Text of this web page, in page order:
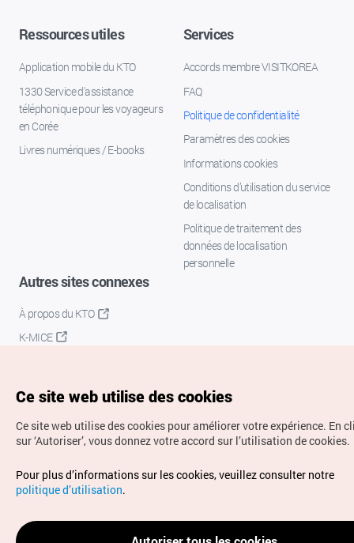
Ressources utiles
Application mobile du KTO
1330 Service d'assistance
téléphonique pour les voyageurs
en Corée
Livres numériques / E-books
Services
Accords membre VISITKOREA
FAQ
Politique de confidentialité
Paramètres des cookies
Informations cookies
Conditions d’utilisation du service
de localisation
Politique de traitement des
données de localisation
personnelle
Autres sites connexes
À propos du KTO
K-MICE
Droits d’auteur (c) Office National du Tourisme en Corée.
Tous droits réservés.
Pour les rapports d'erreurs et demandes de renseignements,
adressez vos demandes à
info.ontc@gmail.com
Ce site web utilise des cookies
Ce site web utilise des cookies pour améliorer votre expérience. En
sur ‘Autoriser’, vous donnez votre accord sur l’utilisation de cookies.
Pour plus d’informations sur les cookies, veuillez consulter notre
politique d’utilisation.